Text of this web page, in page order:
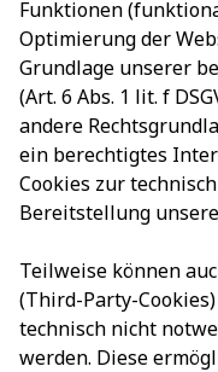
Funktionen
Optimierung der
Grundlage unserer
(Art. 6 Abs. 1 lit. f
andere
ein berechtigtes
Cookies zur
Bereitstellung
Teilweise können
(Third-Party-
technisch nicht
werden. Diese